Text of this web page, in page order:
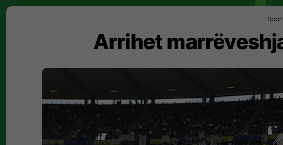
Sport
Arrihet